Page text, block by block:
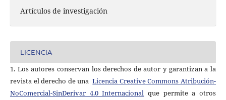
Artículos de investigación
LICENCIA
1. Los autores conservan los derechos de autor y garantizan a la
revista el derecho de unaLicencia Creative Commons Atribución-
NoComercial-SinDerivar 4.0 Internacional que permite a otros